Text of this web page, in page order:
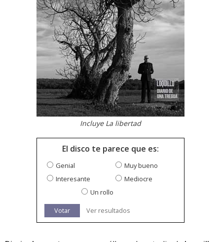
Incluye La libertad
El disco te parece que es:
Genial
Muy bueno
Interesante
Mediocre
Un rollo
Votar Ver resultados